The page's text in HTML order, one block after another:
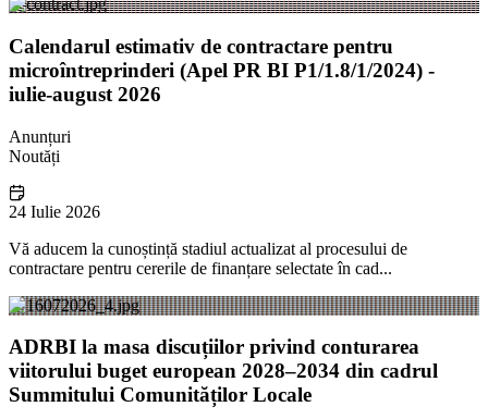
Calendarul estimativ de contractare pentru
microîntreprinderi (Apel PR BI P1/1.8/1/2024) -
iulie-august 2026
Anunțuri
Noutăți
24 Iulie 2026
Vă aducem la cunoștință stadiul actualizat al procesului de
contractare pentru cererile de finanțare selectate în cad...
ADRBI la masa discuțiilor privind conturarea
viitorului buget european 2028–2034 din cadrul
Summitului Comunităților Locale